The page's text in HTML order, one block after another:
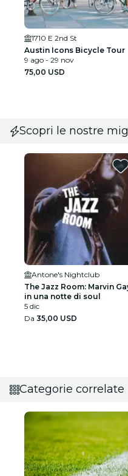
1710 E 2nd St
Austin Icons Bicycle Tour
9 ago - 29 nov
75,00 USD
Scopri le nostre
Antone's Nightclub
The Jazz Room: Marvin
in una notte di soul
5 dic
Da 35,00 USD
Categorie correlate